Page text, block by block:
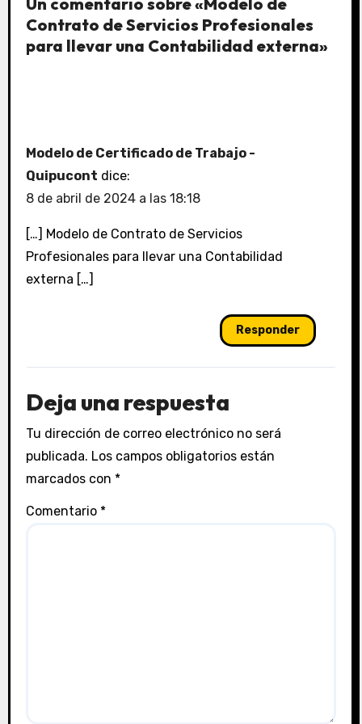
Contrato de Servicios Profesionales
para llevar una Contabilidad externa»
Modelo de Certificado de Trabajo -
Quipucont dice:
8 de abril de 2024 a las 18:18
[…] Modelo de Contrato de Servicios
Profesionales para llevar una Contabilidad
externa […]
Responder
Deja una respuesta
Tu dirección de correo electrónico no será
publicada. Los campos obligatorios están
marcados con *
Comentario *